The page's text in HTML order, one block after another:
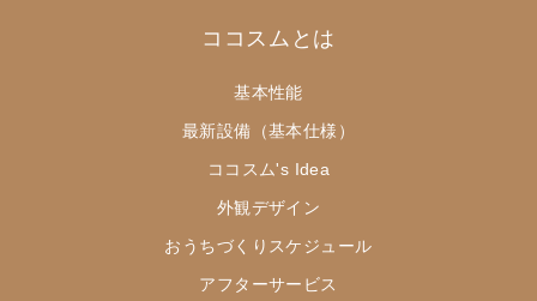
ココスムとは
基本性能
最新設備（基本仕様）
ココスム's Idea
外観デザイン
おうちづくりスケジュール
アフターサービス